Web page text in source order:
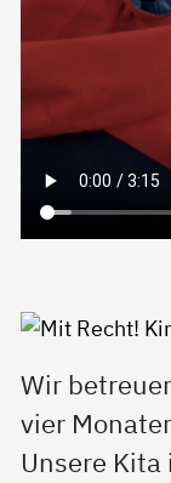
Wir
vier
Unsere